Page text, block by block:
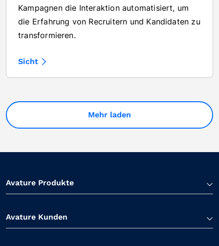
Kampagnen die Interaktion automatisiert, um
die Erfahrung von Recruitern und Kandidaten zu
transformieren.
Sicht
Mehr laden
Avature Produkte
Avature Kunden